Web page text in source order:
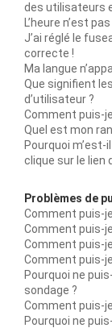
des utilisateurs
L’heure n’est
J’ai réglé le
correcte !
Ma langue
Que signifient
d’utilisateur ?
Comment puis-
Quel est mon
Pourquoi
clique sur le lien
Problèmes de
Comment puis-
Comment puis-
Comment puis-
Comment puis-
Pourquoi ne
sondage ?
Comment puis-
Pourquoi ne